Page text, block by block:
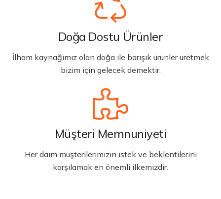
Doğa Dostu Ürünler
İlham kaynağımız olan doğa ile barışık ürünler üretmek
bizim için gelecek demektir.
Müşteri Memnuniyeti
Her daim müşterilerimizin istek ve beklentilerini
karşılamak en önemli ilkemizdir.